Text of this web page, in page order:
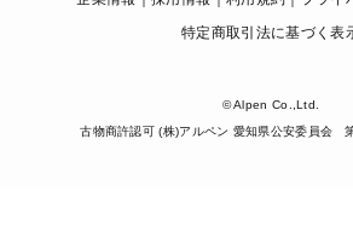
特定商取引法に基づく表
© Alpen Co.,Ltd.
古物商許認可 (株)アルペン 愛知県公安委員会